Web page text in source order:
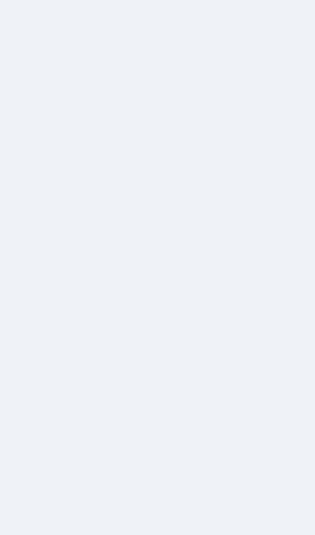
Daerah Kabupaten Klaten
Bersama